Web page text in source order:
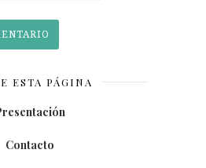
ESTA PÁGINA
Contacto